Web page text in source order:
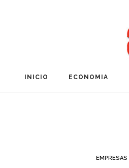
INICIO ECONOMIA
EMPRESAS